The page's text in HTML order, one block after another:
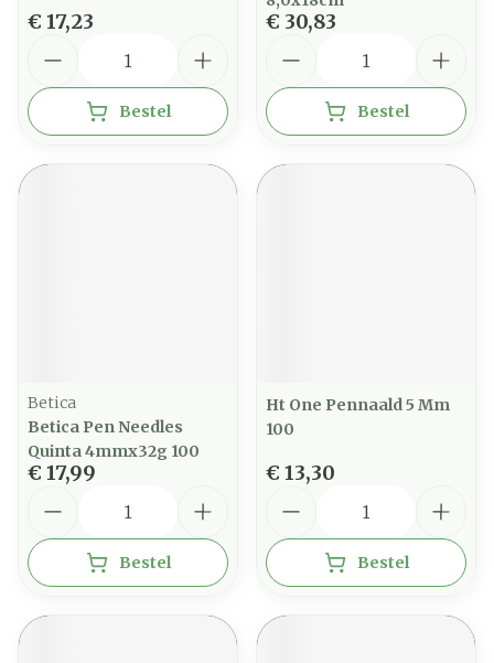
€ 17,23
Bestel
€ 30,83
Bestel
Betica
Betica Pen Needles
Quinta 4mmx32g 100
€ 17,99
Bestel
Ht One Pennaald 5 Mm
100
€ 13,30
Bestel